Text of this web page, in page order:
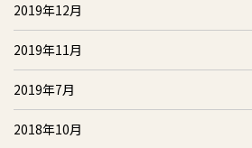
2019年12月
2019年11月
2019年7月
2018年10月